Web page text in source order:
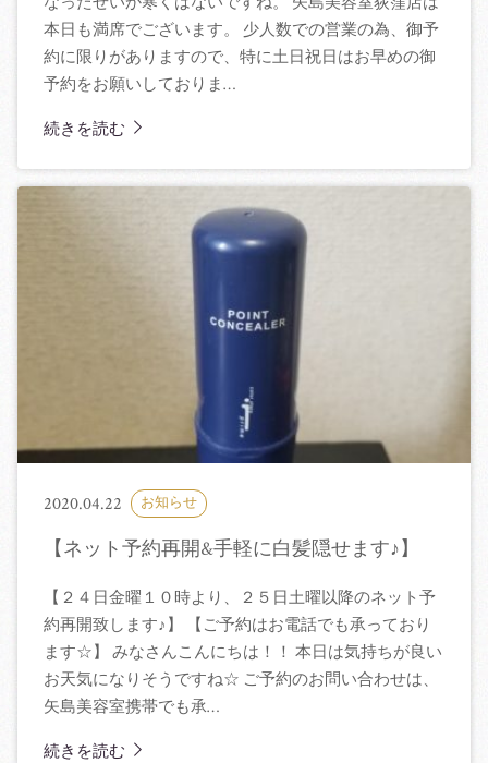
本日も満席でございます。 少人数での営業の為、御予
約に限りがありますので、特に土日祝日はお早めの御
予約をお願いしておりま…
続きを読む
2020.04.22 お知らせ
【ネット予約再開&手軽に白髪隠せます♪】
【２４日金曜１０時より、２５日土曜以降のネット予
約再開致します♪】 【ご予約はお電話でも承っており
ます☆】 みなさんこんにちは！！ 本日は気持ちが良い
お天気になりそうですね☆ ご予約のお問い合わせは、
矢島美容室携帯でも承…
続きを読む